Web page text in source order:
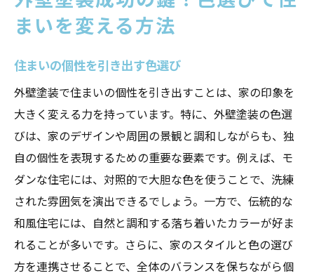
まいを変える方法
住まいの個性を引き出す色選び
外壁塗装で住まいの個性を引き出すことは、家の印象を
大きく変える力を持っています。特に、外壁塗装の色選
びは、家のデザインや周囲の景観と調和しながらも、独
自の個性を表現するための重要な要素です。例えば、モ
ダンな住宅には、対照的で大胆な色を使うことで、洗練
された雰囲気を演出できるでしょう。一方で、伝統的な
和風住宅には、自然と調和する落ち着いたカラーが好ま
れることが多いです。さらに、家のスタイルと色の選び
方を連携させることで、全体のバランスを保ちながら個